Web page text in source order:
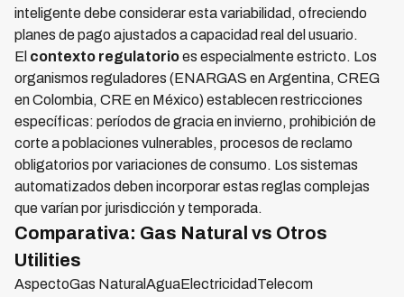
inteligente debe considerar esta variabilidad, ofreciendo
planes de pago ajustados a capacidad real del usuario.
El contexto regulatorioes especialmente estricto. Los
organismos reguladores (ENARGAS en Argentina, CREG
en Colombia, CRE en México) establecen restricciones
específicas: períodos de gracia en invierno, prohibición de
corte a poblaciones vulnerables, procesos de reclamo
obligatorios por variaciones de consumo. Los sistemas
automatizados deben incorporar estas reglas complejas
que varían por jurisdicción y temporada.
Comparativa: Gas Natural vs Otros
Utilities
AspectoGas NaturalAguaElectricidadTelecom